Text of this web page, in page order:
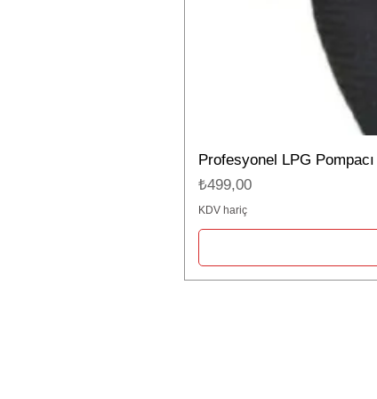
Profesyonel LPG
Fiyat
₺499,00
KDV hariç